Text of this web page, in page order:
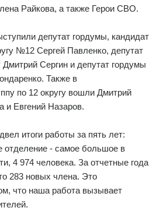
Райкова, а также Герои СВО.
депутат гордумы, кандидат
№12 Сергей Павленко, депутат
Дмитрий Сергин и депутат гордумы
Также в
по 12 округу вошли Дмитрий
Евгений Назаров.
итоги работы за пять лет:
отделение - самое большое в
4 974 человека. За отчетные года
283 новых члена. Это
что наша работа вызывает